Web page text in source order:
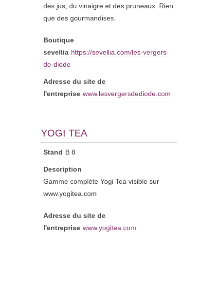
des jus, du vinaigre et des pruneaux. Rien
que des gourmandises.
Boutique
sevellia https://sevellia.com/les-vergers-
de-diode
Adresse du site de
l'entreprise www.lesvergersdediode.com
YOGI TEA
Stand B 8
Description
Gamme complète Yogi Tea visible sur
www.yogitea.com
Adresse du site de
l'entreprise www.yogitea.com